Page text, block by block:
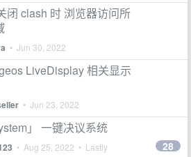
闭 clash 时 浏览器访问所
• Jun 30, 2022
LiveDisplay 相关显示
• Jun 23, 2022
」 一键决议系统
• Aug 25, 2022 • Lastly
28